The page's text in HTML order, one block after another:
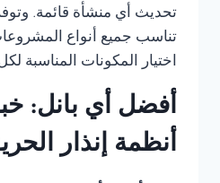
تحديث أي منشأة قائمة.
تناسب جميع أنواع
اختيار المكونات المناسبة
أفضل أي بانل:
أنظمة إنذار